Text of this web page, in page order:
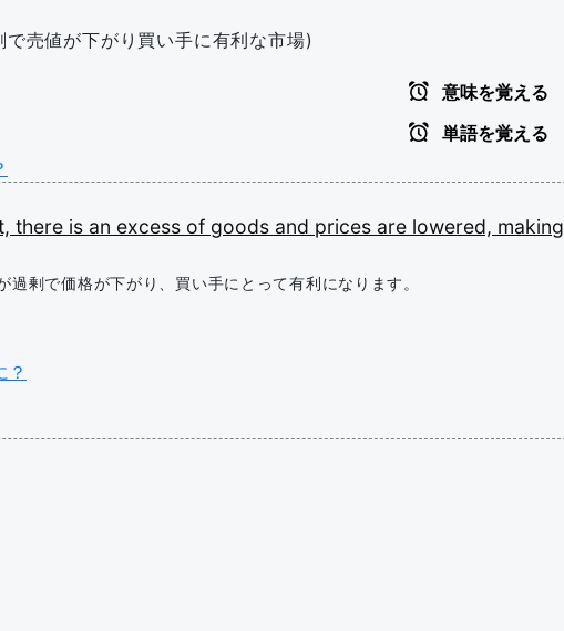
売値が下がり買い手に有利な市場)
意味を覚える
単語を覚える
there is an excess of goods and prices are lowered, making
過剰で価格が下がり、買い手にとって有利になります。
？